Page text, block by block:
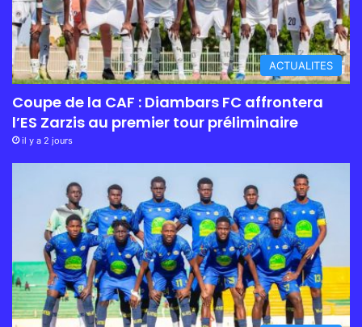
ACTUALITES
Coupe de la CAF : Diambars FC affrontera
l’ES Zarzis au premier tour préliminaire
il y a 2 jours